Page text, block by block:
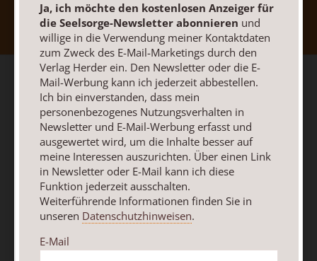
Ja, ich möchte den kostenlosen Anzeiger für
die Seelsorge-Newsletter abonnieren und
willige in die Verwendung meiner Kontaktdaten
zum Zweck des E-Mail-Marketings durch den
Verlag Herder ein. Den Newsletter oder die E-
Mail-Werbung kann ich jederzeit abbestellen.
Ich bin einverstanden, dass mein
personenbezogenes Nutzungsverhalten in
Newsletter und E-Mail-Werbung erfasst und
ausgewertet wird, um die Inhalte besser auf
meine Interessen auszurichten. Über einen Link
in Newsletter oder E-Mail kann ich diese
Funktion jederzeit ausschalten.
Weiterführende Informationen finden Sie in
unseren Datenschutzhinweisen.
E-Mail